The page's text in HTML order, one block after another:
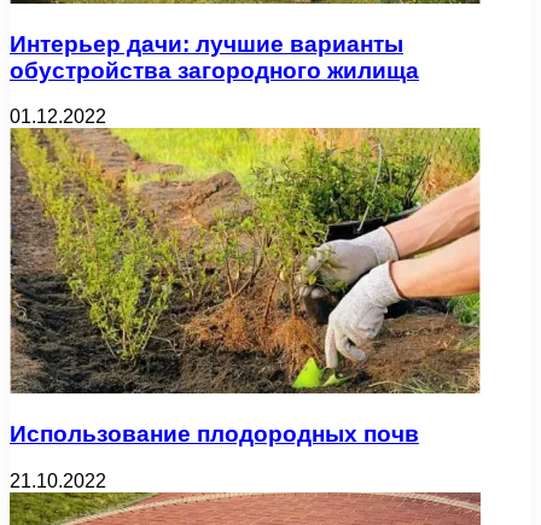
Интерьер дачи: лучшие варианты
обустройства загородного жилища
01.12.2022
Использование плодородных почв
21.10.2022